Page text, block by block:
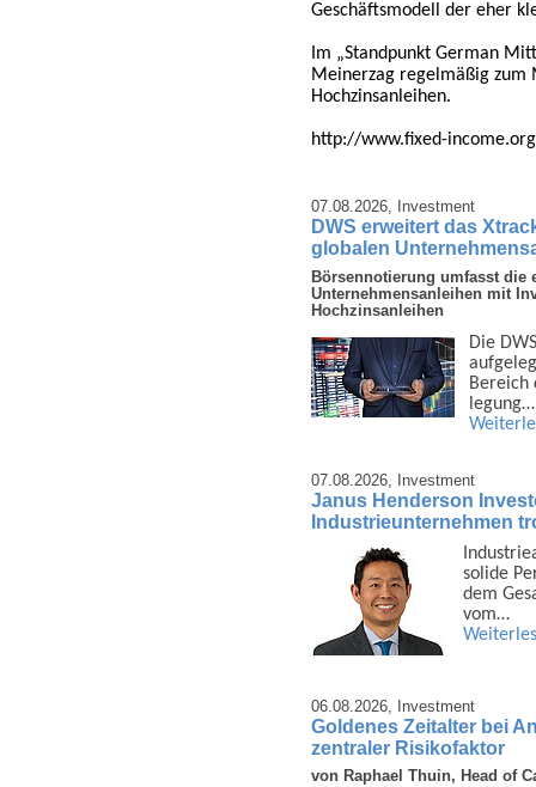
Geschäftsmodell der eher
Im „Standpunkt German
Meinerzag regelmäßig
Hochzinsanleihen.
http://www.fixed-
07.08.2026, Investment
DWS erweitert das
globalen
Börsennotierung umfasst die
Unternehmensanleihen mit
Hochzinsanleihen
Die
Bereich
legung…
07.08.2026, Investment
Janus Henderson
Industrieunternehmen
solide
dem
vom…
06.08.2026, Investment
Goldenes Zeitalter bei
zentraler Risikofaktor
von Raphael Thuin, Head of